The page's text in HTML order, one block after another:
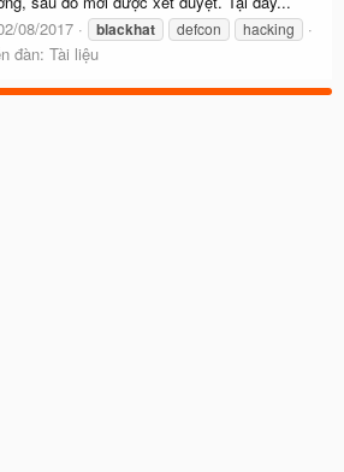
08/2017 blackhat defcon hacking
đàn: Tài liệu